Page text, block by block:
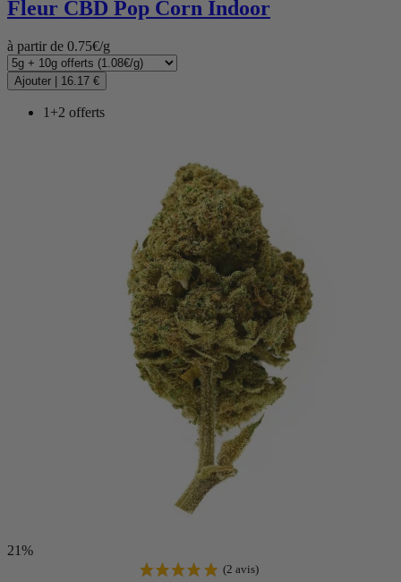
Fleur CBD Pop Corn Indoor
à partir de 0.75€/g
Ajouter 16.17 €
1+2 offerts
21%